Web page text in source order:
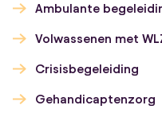
Ambulante
Volwassenen met
Crisisbegeleiding
Gehandicaptenzorg